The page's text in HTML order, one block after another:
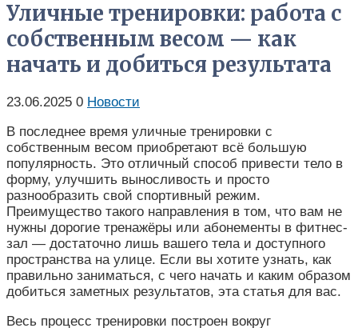
Уличные тренировки: работа с
собственным весом — как
начать и добиться результата
23.06.2025 0 Новости
В последнее время уличные тренировки с
собственным весом приобретают всё большую
популярность. Это отличный способ привести тело в
форму, улучшить выносливость и просто
разнообразить свой спортивный режим.
Преимущество такого направления в том, что вам не
нужны дорогие тренажёры или абонементы в фитнес-
зал — достаточно лишь вашего тела и доступного
пространства на улице. Если вы хотите узнать, как
правильно заниматься, с чего начать и каким образом
добиться заметных результатов, эта статья для вас.
Весь процесс тренировки построен вокруг